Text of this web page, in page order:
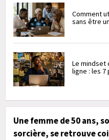
Comment
sans être
Le mindset
ligne : les 7
Une femme de 50 ans,
sorcière, se retrouve